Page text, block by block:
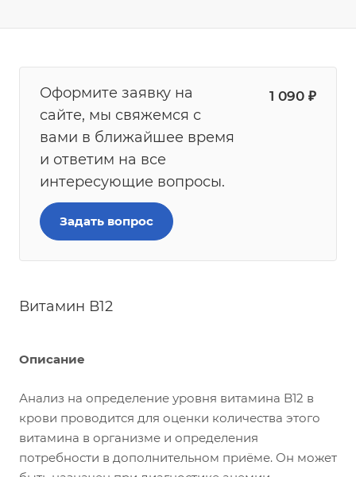
Оформите заявку на
сайте, мы свяжемся с
вами в ближайшее время
и ответим на все
интересующие вопросы.
1 090 ₽
Задать вопрос
Витамин В12
Описание
Анализ на определение уровня витамина B12 в
крови проводится для оценки количества этого
витамина в организме и определения
потребности в дополнительном приёме. Он может